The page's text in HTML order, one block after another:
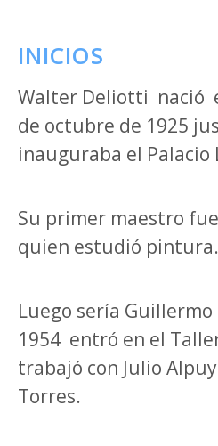
INICIOS
Walter Deliotti nació
de octubre de 1925
inauguraba el Palacio
Su primer maestro
quien estudió pintura.
Luego sería Guillermo
1954 entró en el
trabajó con Julio
Torres.